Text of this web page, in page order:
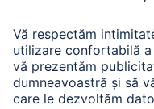
A.N.P.C.
A.N.P.C. SAL